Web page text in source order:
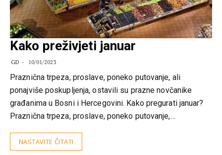
Kako preživjeti januar
GD 10/01/2023
Praznična trpeza, proslave, poneko putovanje, ali
ponajviše poskupljenja, ostavili su prazne novčanike
građanima u Bosni i Hercegovini. Kako pregurati januar?
Praznična trpeza, proslave, poneko putovanje,…
NASTAVITE ČITATI